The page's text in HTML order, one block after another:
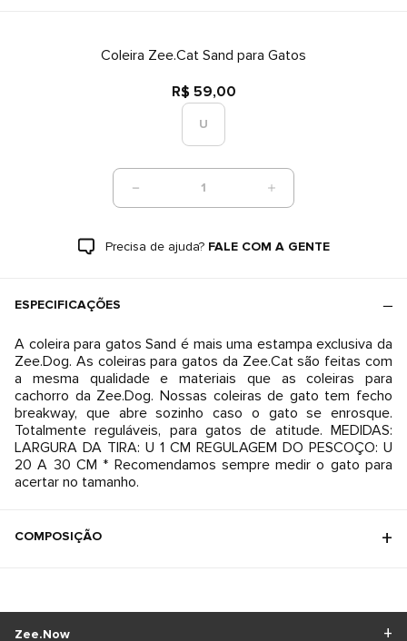
Coleira Zee.Cat Sand para Gatos
R$ 59,00
U
1
Precisa de ajuda? FALE COM A GENTE
ESPECIFICAÇÕES
A coleira para gatos Sand é mais uma estampa exclusiva da
Zee.Dog. As coleiras para gatos da Zee.Cat são feitas com
a mesma qualidade e materiais que as coleiras para
cachorro da Zee.Dog. Nossas coleiras de gato tem fecho
breakway, que abre sozinho caso o gato se enrosque.
Totalmente reguláveis, para gatos de atitude. MEDIDAS:
LARGURA DA TIRA: U 1 CM REGULAGEM DO PESCOÇO: U
20 A 30 CM * Recomendamos sempre medir o gato para
COMPOSIÇÃO
Zee.Now